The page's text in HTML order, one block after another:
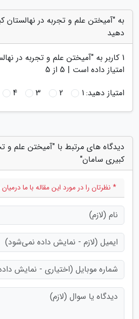
به "آمیختن علم و تجربه در نهالستان
دهید
1 کاربر به "آمیختن علم و تجربه در
امتیاز داده است | 5 از 5
امتیاز دهید:1
2
3
4
دیدگاه های مرتبط با "آمیختن علم و
کبیری سامان"
* نظرتان را در مورد این مقاله با ما درمیان